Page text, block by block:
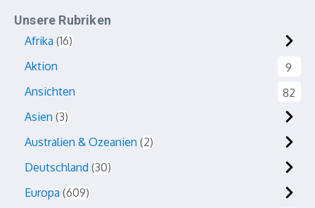
Unsere Rubriken
Afrika 16
Aktion
9
Ansichten
82
Asien 3
Australien & Ozeanien 2
Deutschland 30
Europa 609